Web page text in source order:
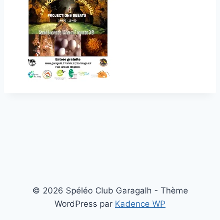
© 2026 Spéléo Club Garagalh - Thème
WordPress par Kadence WP